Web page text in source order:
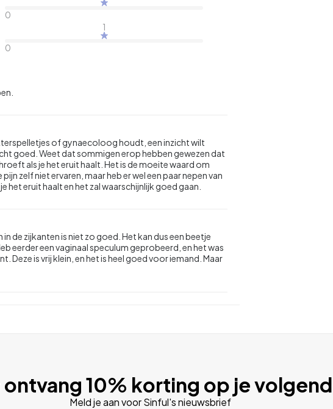
0
1
0
of gynaecoloog houdt, een inzicht wilt
goed. Weet dat sommigen erop hebben gewezen dat
als je het eruit haalt. Het is de moeite waard om
zelf niet ervaren, maar heb er wel een paar nepen van
eruit haalt en het zal waarschijnlijk goed gaan.
de zijkanten is niet zo goed. Het kan dus een beetje
eerder een vaginaal speculum geprobeerd, en het was
Deze is vrij klein, en het is heel goed voor iemand. Maar
ontvang 10% korting op je
Meld je aan voor Sinful's nieuwsbrief